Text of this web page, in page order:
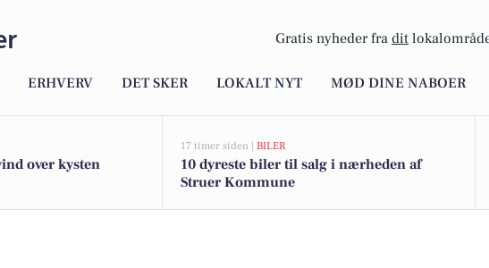
Gratis nyheder fra dit
ERHVERV DET SKER LOKALT NYT MØD DINE NABOER
over kysten
17 timer siden | BILER
10 dyreste biler til salg i nærheden af
Struer Kommune